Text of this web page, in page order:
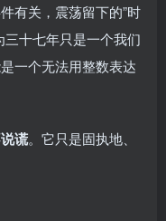
有关，震荡留下的”时
三十七年只是一个我们
一个无法用整数表达
谎。它只是固执地、